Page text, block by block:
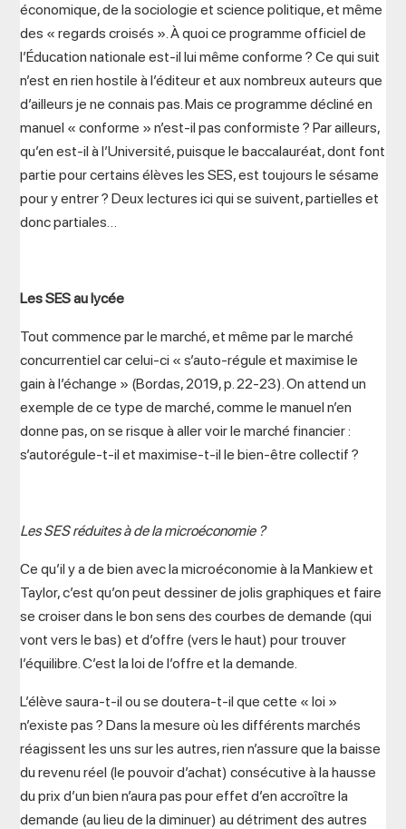
économique, de la sociologie et science politique, et même
des « regards croisés ». À quoi ce programme officiel de
l’Éducation nationale est-il lui même conforme ? Ce qui suit
n’est en rien hostile à l’éditeur et aux nombreux auteurs que
d’ailleurs je ne connais pas. Mais ce programme décliné en
manuel « conforme » n’est-il pas conformiste ? Par ailleurs,
qu’en est-il à l’Université, puisque le baccalauréat, dont font
partie pour certains élèves les SES, est toujours le sésame
pour y entrer ? Deux lectures ici qui se suivent, partielles et
donc partiales…
Les SES au lycée
Tout commence par le marché, et même par le marché
concurrentiel car celui-ci « s’auto-régule et maximise le
gain à l’échange » (Bordas, 2019, p. 22-23). On attend un
exemple de ce type de marché, comme le manuel n’en
donne pas, on se risque à aller voir le marché financier :
s’autorégule-t-il et maximise-t-il le bien-être collectif ?
Les SES réduites à de la microéconomie ?
Ce qu’il y a de bien avec la microéconomie à la Mankiew et
Taylor, c’est qu’on peut dessiner de jolis graphiques et faire
se croiser dans le bon sens des courbes de demande (qui
vont vers le bas) et d’offre (vers le haut) pour trouver
l’équilibre. C’est la loi de l’offre et la demande.
L’élève saura-t-il ou se doutera-t-il que cette « loi »
n’existe pas ? Dans la mesure où les différents marchés
réagissent les uns sur les autres, rien n’assure que la baisse
du revenu réel (le pouvoir d’achat) consécutive à la hausse
du prix d’un bien n’aura pas pour effet d’en accroître la
demande (au lieu de la diminuer) au détriment des autres